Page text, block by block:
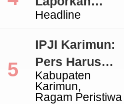
Tidak Sesuai
Headline
Pengacara
Polda Metro
Jaya
Kabupaten
Karimun
Ragam Peristiwa
IPJI Karimun:
Pers Harus
Dilindungi,
Wartawan yang